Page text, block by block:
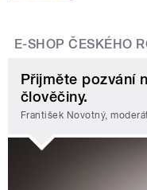
E-SHOP ČESKÉHO
Přijměte pozvání
člověčiny.
František Novotný,